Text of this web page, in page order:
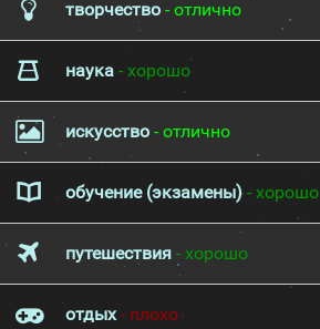
творчество - отлично
наука - хорошо
искусство - отлично
обучение (экзамены)- хорошо
путешествия - хорошо
отдых- плохо